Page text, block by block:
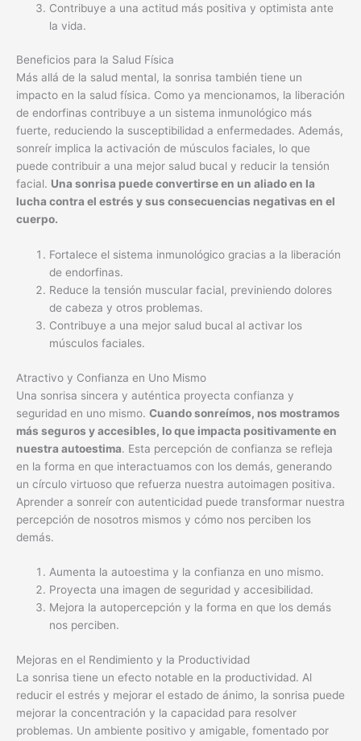
Contribuye a una actitud más positiva y optimista ante
la vida.
Beneficios para la Salud Física
Más allá de la salud mental, la sonrisa también tiene un
impacto en la salud física. Como ya mencionamos, la liberación
de endorfinas contribuye a un sistema inmunológico más
fuerte, reduciendo la susceptibilidad a enfermedades. Además,
sonreír implica la activación de músculos faciales, lo que
puede contribuir a una mejor salud bucal y reducir la tensión
facial. Una sonrisa puede convertirse en un aliado en la
lucha contra el estrés y sus consecuencias negativas en el
cuerpo.
Fortalece el sistema inmunológico gracias a la liberación
de endorfinas.
Reduce la tensión muscular facial, previniendo dolores
de cabeza y otros problemas.
Contribuye a una mejor salud bucal al activar los
músculos faciales.
Atractivo y Confianza en Uno Mismo
Una sonrisa sincera y auténtica proyecta confianza y
seguridad en uno mismo. Cuando sonreímos, nos mostramos
más seguros y accesibles, lo que impacta positivamente en
nuestra autoestima. Esta percepción de confianza se refleja
en la forma en que interactuamos con los demás, generando
un círculo virtuoso que refuerza nuestra autoimagen positiva.
Aprender a sonreír con autenticidad puede transformar nuestra
percepción de nosotros mismos y cómo nos perciben los
demás.
Aumenta la autoestima y la confianza en uno mismo.
Proyecta una imagen de seguridad y accesibilidad.
Mejora la autopercepción y la forma en que los demás
nos perciben.
Mejoras en el Rendimiento y la Productividad
La sonrisa tiene un efecto notable en la productividad. Al
reducir el estrés y mejorar el estado de ánimo, la sonrisa puede
mejorar la concentración y la capacidad para resolver
problemas. Un ambiente positivo y amigable, fomentado por